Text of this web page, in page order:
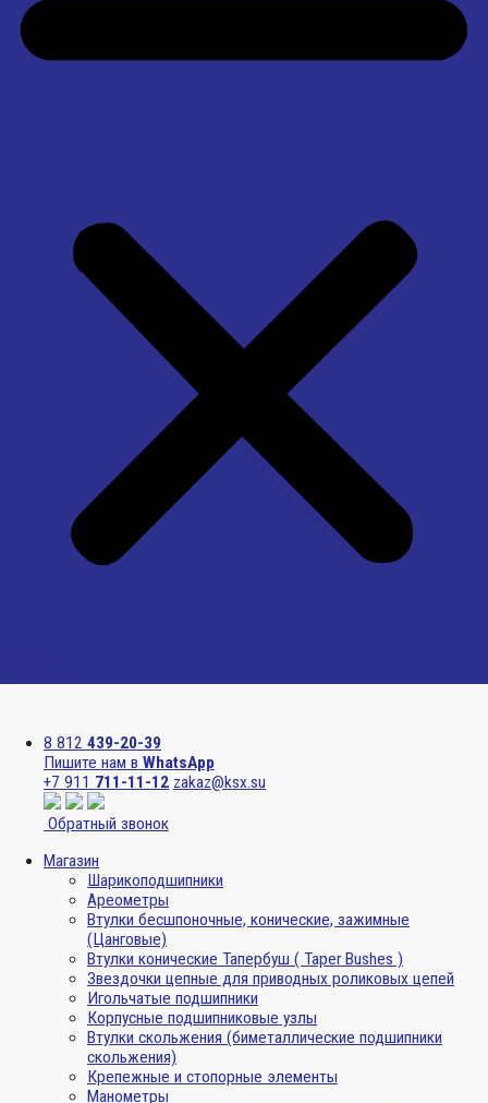
8 812 439-20-39
Пишите нам в WhatsApp
+7 911 711-11-12 zakaz@ksx.su
Обратный звонок
Магазин
Шарикоподшипники
Ареометры
Втулки бесшпоночные, конические, зажимные
(Цанговые)
Втулки конические Тапербуш ( Taper Bushes )
Звездочки цепные для приводных роликовых цепей
Игольчатые подшипники
Корпусные подшипниковые узлы
Втулки скольжения (биметаллические подшипники
скольжения)
Крепежные и стопорные элементы
Манометры